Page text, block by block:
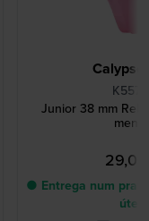
Calypso
Junior 38 mm
● Entrega num
úteis